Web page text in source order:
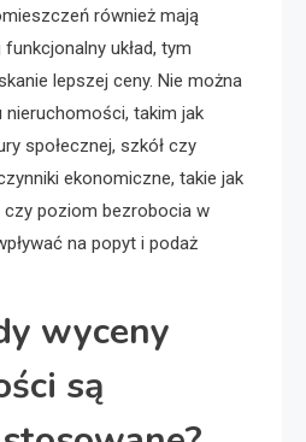
również mają
układ, tym
lepszej ceny. Nie można
takim jak
społecznej, szkół czy
ekonomiczne, takie jak
czy poziom bezrobocia w
na popyt i podaż
wyceny
są